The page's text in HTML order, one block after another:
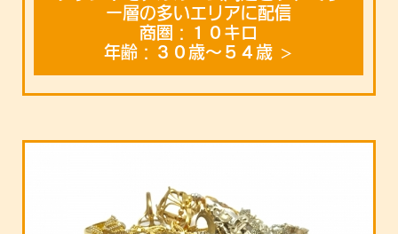
ー層の多いエリアに配信
商圏：１０キロ
年齢：３０歳〜５４歳